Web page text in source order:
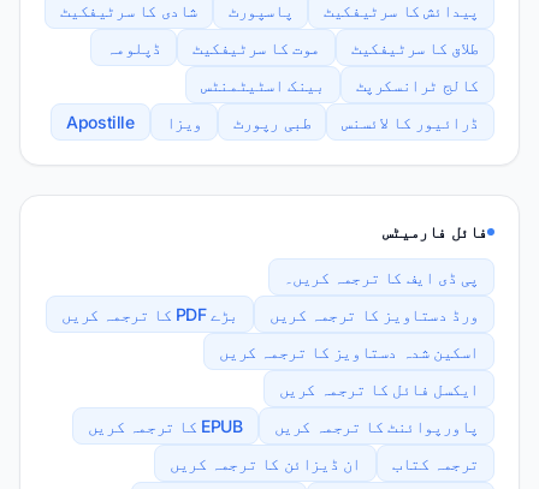
پیدائش کا سرٹیفکیٹ پاسپورٹ
شادی کا سرٹیفکیٹ
طلاق کا سرٹیفکیٹ
موت کا سرٹیفکیٹ
ڈپلومہ
کالج ٹرانسکرپٹ
بینک اسٹیٹمنٹس
ڈرائیور کا لائسنس
طبی رپورٹ ویزا Apostille
فائل فارمیٹس
پی ڈی ایف کا ترجمہ کریں۔
ورڈ دستاویز کا ترجمہ کریں
بڑے PDF کا ترجمہ کریں
اسکین شدہ دستاویز کا ترجمہ کریں
ایکسل فائل کا ترجمہ کریں
پاورپوائنٹ کا ترجمہ کریں
EPUB کا ترجمہ کریں
ترجمہ کتاب
ان ڈیزائن کا ترجمہ کریں